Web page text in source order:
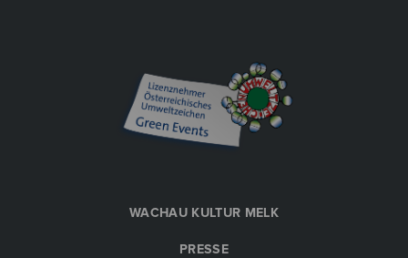
WACHAU KULTUR MELK
PRESSE